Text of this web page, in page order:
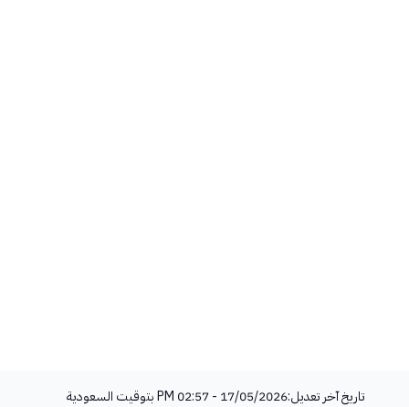
تاريخ آخر تعديل:17/05/2026 - 02:57 PM بتوقيت السعودية